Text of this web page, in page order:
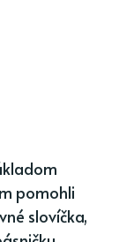
pomohli
slovíčka,